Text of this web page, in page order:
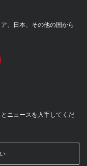
、日本、その他の国から
ニュースを入手してくだ